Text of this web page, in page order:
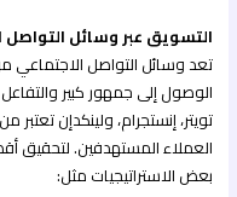
التسويق عبر وسائل التواصل
تعد وسائل التواصل الاجتماعي
الوصول إلى جمهور كبير
تويتر، إنستجرام، ولينكدإن
العملاء المستهدفين. لتحقيق
بعض الاستراتيجيات مثل: